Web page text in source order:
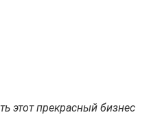
этот прекрасный бизнес